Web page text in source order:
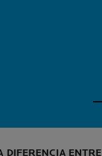
DIFERENCIA ENTRE